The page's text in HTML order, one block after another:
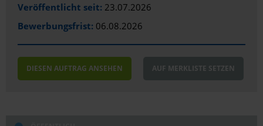
Veröffentlicht seit: 23.07.2026
Bewerbungsfrist: 06.08.2026
DIESEN AUFTRAG ANSEHEN AUF MERKLISTE SETZEN